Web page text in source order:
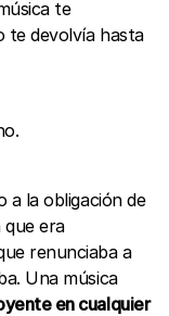
te
te devolvía hasta
a la obligación de
era
renunciaba a
Una música
en cualquier